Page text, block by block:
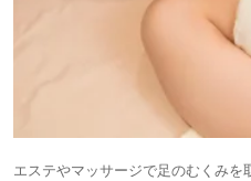
エステやマッサージで足のむくみ